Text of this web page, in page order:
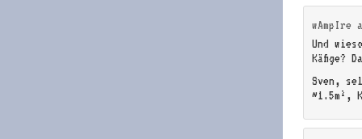
wAmpIre
Und
Käfige?
Sven,
~1.5m²,